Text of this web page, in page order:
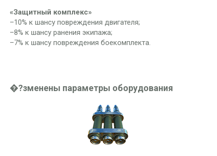
«Защитный комплекс»
–10% к шансу повреждения двигателя;
–8% к шансу ранения экипажа;
–7% к шансу повреждения боекомплекта.
�?зменены параметры оборудования